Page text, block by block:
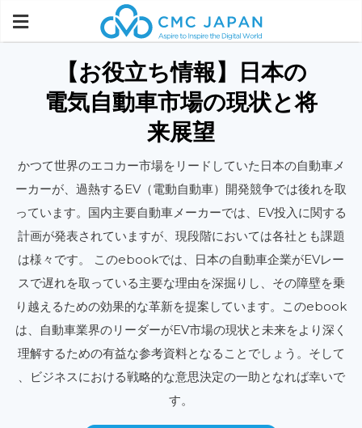
【お役立ち情報】日本の
電気自動車市場の現状と将
来展望
かつて世界のエコカー市場をリードしていた日本の自動車メ
ーカーが、過熱するEV（電動自動車）開発競争では後れを取
っています。国内主要自動車メーカーでは、EV投入に関する
計画が発表されていますが、現段階においては各社とも課題
は様々です。 このebookでは、日本の自動車企業がEVレー
スで遅れを取っている主要な理由を深掘りし、その障壁を乗
り越えるための効果的な革新を提案しています。このebook
は、自動車業界のリーダーがEV市場の現状と未来をより深く
理解するための有益な参考資料となることでしょう。そして
、ビジネスにおける戦略的な意思決定の一助となれば幸いで
す。